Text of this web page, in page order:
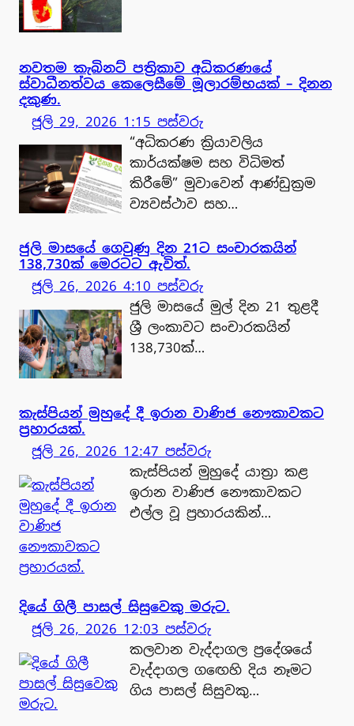
නවතම කැබිනට් පත්‍රිකාව අධිකරණයේ
ස්වාධීනත්වය කෙලෙසීමේ මූලාරම්භයක් – දිනන
දකුණ.
ජූලි 29, 2026 1:15 පස්වරු
“අධිකරණ ක්‍රියාවලිය
කාර්යක්ෂම සහ විධිමත්
කිරීමේ” මුවාවෙන් ආණ්ඩුක්‍රම
ව්‍යවස්ථාව සහ…
ජුලි මාසයේ ගෙවුණු දින 21ට සංචාරකයින්
138,730ක් මෙරටට ඇවිත්.
ජූලි 26, 2026 4:10 පස්වරු
ජුලි මාසයේ මුල් දින 21 තුළදී
ශ්‍රී ලංකාවට සංචාරකයින්
138,730ක්…
කැස්පියන් මුහුදේ දී ඉරාන වාණිජ නෞකාවකට
ප්‍රහාරයක්.
ජූලි 26, 2026 12:47 පස්වරු
කැස්පියන් මුහුදේ යාත්‍රා කළ
ඉරාන වාණිජ නෞකාවකට
එල්ල වූ ප්‍රහාරයකින්…
දියේ ගිලී පාසල් සිසුවෙකු මරුට.
ජූලි 26, 2026 12:03 පස්වරු
කලවාන වැද්දාගල ප්‍රදේශයේ
වැද්දාගල ගඟෙහි දිය නෑමට
ගිය පාසල් සිසුවකු…